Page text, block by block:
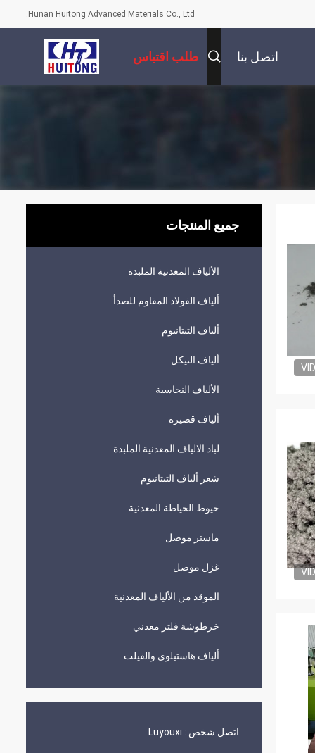
Hunan Huitong Advanced Materials Co., Ltd.
اتصل بنا طلب اقتباس
جميع المنتجات
الألياف المعدنية الملبدة
ألياف الفولاذ المقاوم للصدأ
ألياف التيتانيوم
ألياف النيكل
الألياف النحاسية
ألياف قصيرة
لباد الالياف المعدنية الملبدة
شعر ألياف التيتانيوم
خيوط الخياطة المعدنية
ماستر موصل
غزل موصل
الموقد من الألياف المعدنية
خرطوشة فلتر معدني
ألياف هاستيلوى والفيلت
اتصل شخص : Luyouxi